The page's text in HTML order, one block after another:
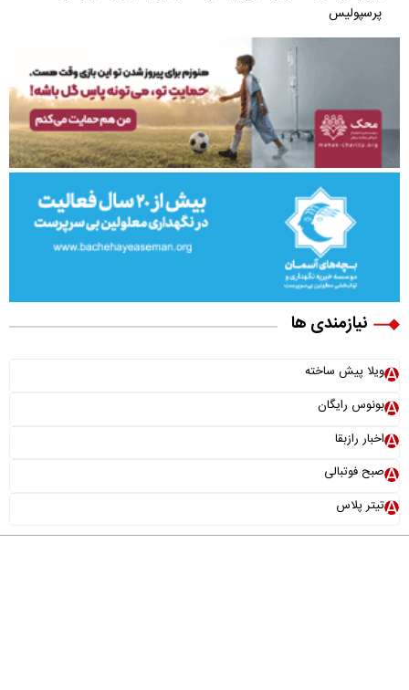
پرسپولیس
نیازمندی ها
ویلا پیش ساخته
بونوس رایگان
اخبار رازبقا
صبح فوتبالی
تیتر پلاس